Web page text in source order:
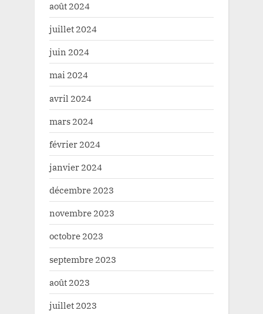
août 2024
juillet 2024
juin 2024
mai 2024
avril 2024
mars 2024
février 2024
janvier 2024
décembre 2023
novembre 2023
octobre 2023
septembre 2023
août 2023
juillet 2023